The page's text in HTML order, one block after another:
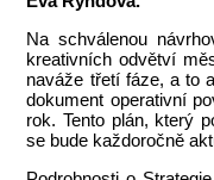
Na schválenou
kreativních odvětví
naváže třetí fáze, a to
dokument operativní
rok. Tento plán, který
se bude každoročně